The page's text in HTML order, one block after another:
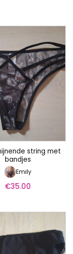
string met
bandjes
Emily
€35.00